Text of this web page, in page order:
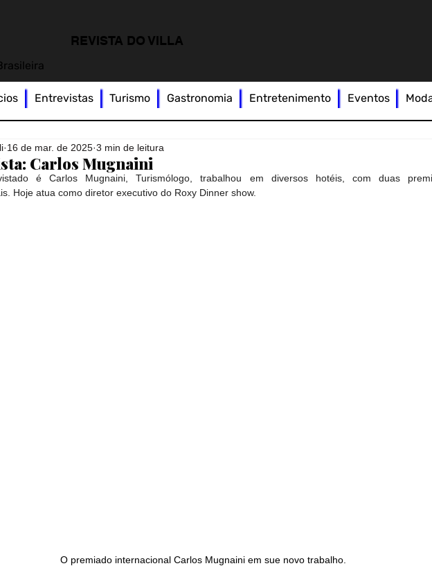
REVISTA DO VILLA
Carlos Mugnaini
16 de mar. de 2025 3 min de leitura
é Carlos Mugnaini, Turismólogo, trabalhou em diversos hotéis, com duas
Hoje atua como diretor executivo do Roxy Dinner show.
O premiado internacional Carlos Mugnaini em sue novo trabalho.
Entrevistas Turismo Gastronomia Entretenimento Eventos